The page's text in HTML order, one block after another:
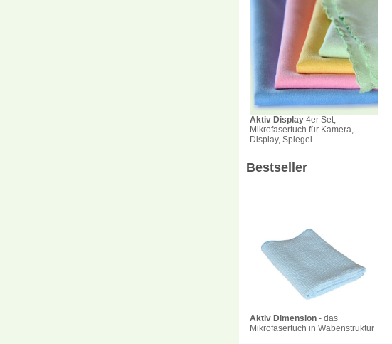
Aktiv Display 4er Set,
Mikrofasertuch für Kamera,
Display, Spiegel
Bestseller
Aktiv Dimension - das
Mikrofasertuch in Wabenstruktur